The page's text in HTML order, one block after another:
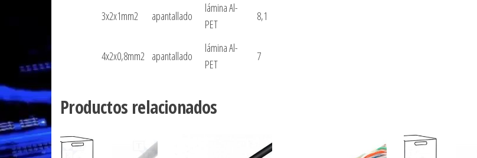
3x2x1mm2 apantallado
lámina Al-
PET
8,1
4x2x0,8mm2 apantallado
lámina Al-
PET
7
Productos relacionados